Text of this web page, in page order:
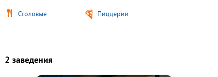
Столовые Пиццерии
2 заведения